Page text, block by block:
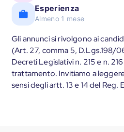
Esperienza
Almeno 1 mese
Gli annunci si rivolgono ai
(Art. 27, comma 5, D.Lgs.198/
Decreti Legislativi n. 215 e n.
trattamento. Invitiamo a
sensi degli artt. 13 e 14 del Reg.